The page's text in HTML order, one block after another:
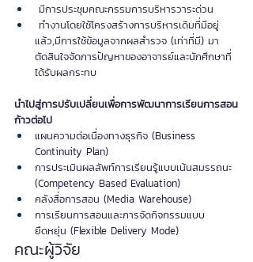
มีการประชุมคณะกรรมการบริหารวาระด่วน
แล้ว,มีการใช้ข้อมูลจากผลสำรวจ (เท่าที่มี) มา
ตัดสินใจจัดการปัญหาของอาจารย์และนักศึกษาที่
ได้รับผลกระทบ
นำไปสู่การปรับเปลี่ยนเพื่อการพัฒนาการเรียนการสอน
ก้าวต่อไป
แผนความต่อเนื่องทางธุรกิจ (Business
Continuity Plan)
การประเมินผลลัพท์การเรียนรู้แบบเน้นสมรรถนะ
(Competency Based Evaluation)
คลังสื่อการสอน (Media Warehouse)
การเรียนการสอนและการจัดกิจกรรมแบบ
ยืดหยุ่น (Flexible Delivery Mode)
คณะผู้วิจัย